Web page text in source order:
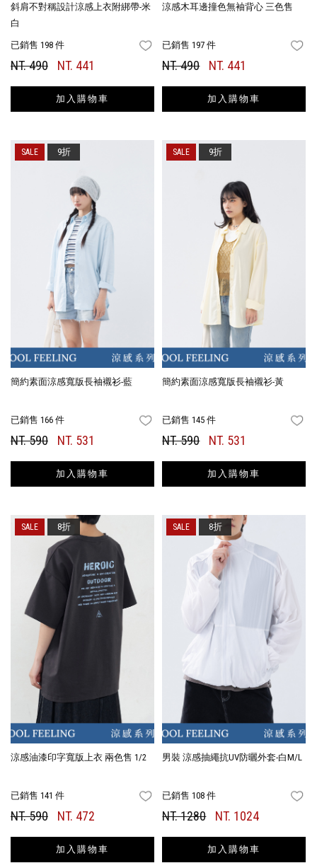
斜肩不對稱設計涼感上衣附綁帶-米
白
已銷售 198 件 FAVORITES
NT. 490 NT. 441
加入購物車
涼感木耳邊撞色無袖背心 三色售
已銷售 197 件
NT. 490 NT. 441
加入購物車
簡約素面涼感寬版長袖襯衫-藍
已銷售 166 件 FAVORITES
NT. 590 NT. 531
加入購物車
9折
簡約素面涼感寬版長袖襯衫-黃
已銷售 145 件
NT. 590 NT. 531
加入購物車
9折
涼感油漆印字寬版上衣 兩色售 1/2
已銷售 141 件 FAVORITES
NT. 590 NT. 472
加入購物車
8折
男裝 涼感抽繩抗UV防曬外套-白M/L
已銷售 108 件
NT. 1280 NT. 1024
加入購物車
8折